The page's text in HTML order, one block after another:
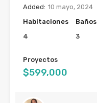
Added: 10 mayo, 2024
Habitaciones
4
Baños
3
Proyectos
$599,000